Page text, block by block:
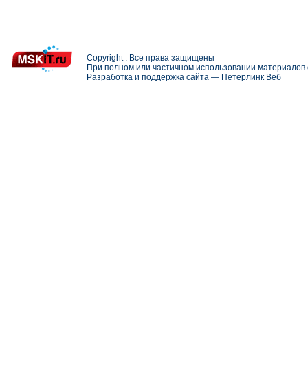
Copyright . Все права защищены
При полном или частичном использовании
Разработка и поддержка сайта — Петерлинк Веб